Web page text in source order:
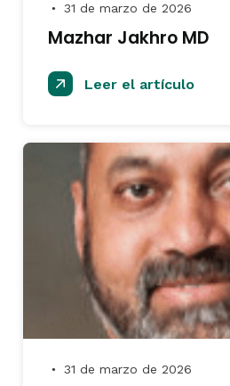
● 31 de marzo de 2026
Mazhar Jakhro MD
Leer el artículo
● 31 de marzo de 2026